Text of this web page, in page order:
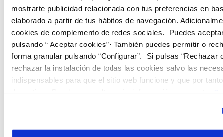
mostrarte publicidad relacionada con tus preferencias en
elaborado a partir de tus hábitos de navegación.
cookies de complemento de redes sociales. Puedes
pulsando “ Aceptar cookies”· También puedes permitir o
forma granular pulsando “Configurar”. Si pulsas “Rechazar
rechazar la instalación de todas las cookies salvo las
indispensables para que el sitio web funcione y que por